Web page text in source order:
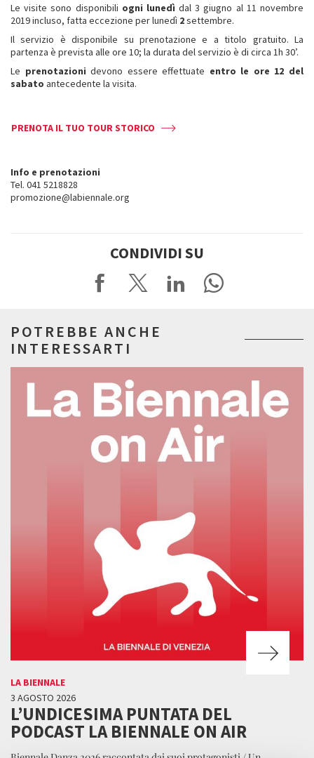
Le visite sono disponibili ogni lunedì dal 3 giugno al 11 novembre
2019 incluso, fatta eccezione per lunedì 2settembre.
Il servizio è disponibile su prenotazione e a titolo gratuito. La
partenza è prevista alle ore 10; la durata del servizio è di circa 1h 30’.
Le prenotazioni devono essere effettuate entro le ore 12 del
sabato antecedente la visita.
PRENOTA IL TUO TOUR STORICO
Info e prenotazioni
Tel. 041 5218828
promozione@labiennale.org
CONDIVIDI SU
POTREBBE ANCHE
INTERESSARTI
LA BIENNALE
3 AGOSTO 2026
L’UNDICESIMA PUNTATA DEL
PODCAST LA BIENNALE ON AIR